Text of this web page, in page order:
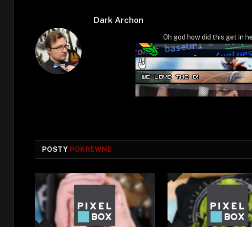
Dark Archon
Oh god how did this get in
POSTY POKREWNE